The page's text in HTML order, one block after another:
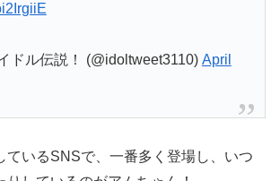
ドル伝説！ (@idoltweet3110) April
ているSNSで、一番多く登場し、いつ